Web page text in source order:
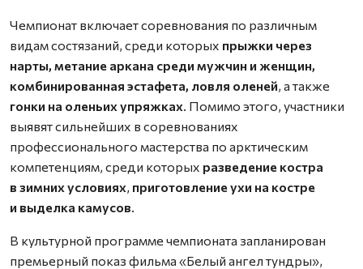
Чемпионат включает соревнования по различным
видам состязаний, среди которых прыжки через
нарты, метание аркана среди мужчин и женщин,
комбинированная эстафета, ловля оленей, а также
гонки на оленьих упряжках. Помимо этого, участники
выявят сильнейших в соревнованиях
профессионального мастерства по арктическим
компетенциям, среди которых разведение костра
в зимних условиях, приготовление ухи на костре
и выделка камусов.
В культурной программе чемпионата запланирован
премьерный показ фильма «Белый ангел тундры»,